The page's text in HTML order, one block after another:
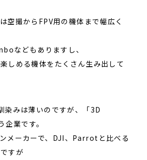
空撮からFPV用の機体まで幅広く
などもありますし、
しめる機体をたくさん生み出して
染みは薄いのですが、「3D
業です。
メーカーで、DJI、Parrotと比べる
すが